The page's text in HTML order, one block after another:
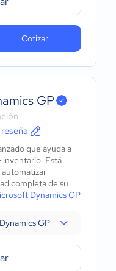
Cotizar
GP
que ayuda a
inventario. Está
automatizar
completa de su
Dynamics GP
GP